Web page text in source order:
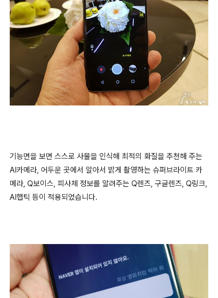
기능면을 보면 스스로 사물을 인식해 최적의 화질을 추천해 주는
AI카메라, 어두운 곳에서 알아서 밝게 촬영하는 슈퍼브라이트 카
메라, Q보이스, 피사체 정보를 알려주는 Q렌즈, 구글렌즈, Q링크,
AI햅틱 등이 적용되었습니다.